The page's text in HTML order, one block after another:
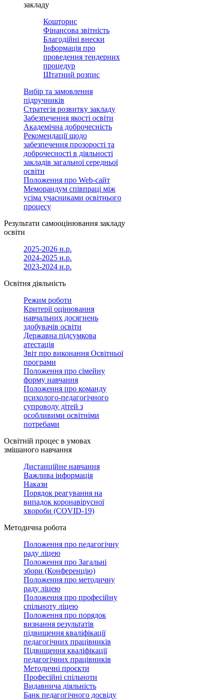
закладу
Кошторис
Фінансова звітність
Благодійні внески
Інформація про
проведення тендерних
процедур
Штатний розпис
Вибір та замовлення
підручників
Стратегія розвитку закладу
Забезпечення якості освіти
Академічна доброчесність
Рекомендації щодо
забезпечення прозорості та
доброчесності в діяльності
закладів загальної середньої
освіти
Положення про Web-сайт
Меморандум співпраці між
усіма учасниками освітнього
процесу
Результати самооцінювання закладу
освіти
2025-2026 н.р.
2024-2025 н.р.
2023-2024 н.р.
Освітня діяльність
Режим роботи
Критерії оцінювання
навчальних досягнень
здобувачів освіти
Державна підсумкова
атестація
Звіт про виконання Освітньої
програми
Положення про сімейну
форму навчання
Положення про команду
психолого-педагогічного
супроводу дітей з
особливими освітніми
потребами
Освітній процес в умовах
змішаного навчання
Дистанційне навчання
Важлива інформація
Накази
Порядок реагування на
випадок коронавірусної
хвороби (COVID-19)
Методична робота
Положення про педагогічну
раду ліцею
Положення про Загальні
збори (Конференцію)
Положення про методичну
раду ліцею
Положення про професійну
спільноту ліцею
Положення про порядок
визнання результатів
підвищення кваліфікації
педагогічних працівників
Підвищення кваліфікації
педагогічних працівників
Методичні проєкти
Професійні спільноти
Видавнича діяльність
Банк педагогічного досвіду